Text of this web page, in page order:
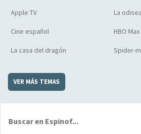
Apple TV La odisea
Cine español HBO Max
La casa del dragón Spider-
VER MÁS TEMAS